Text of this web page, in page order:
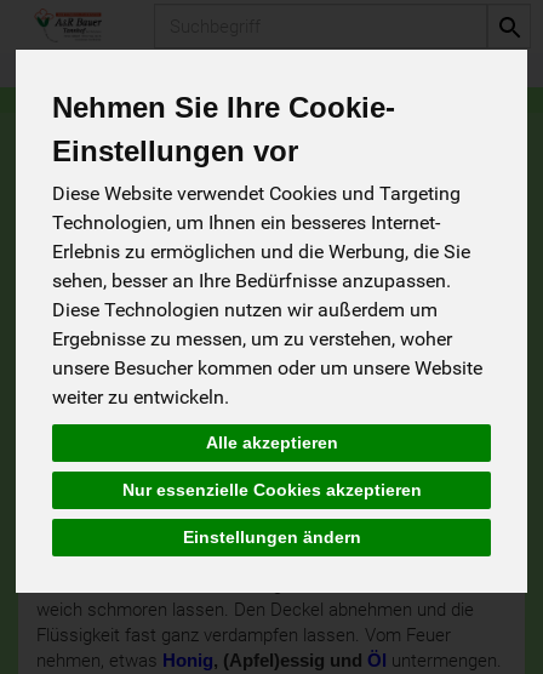
Nehmen Sie Ihre Cookie-
Einstellungen vor
Diese Website verwendet Cookies und Targeting
Technologien, um Ihnen ein besseres Internet-
Erlebnis zu ermöglichen und die Werbung, die Sie
sehen, besser an Ihre Bedürfnisse anzupassen.
Diese Technologien nutzen wir außerdem um
Ergebnisse zu messen, um zu verstehen, woher
unsere Besucher kommen oder um unsere Website
weiter zu entwickeln.
Alle akzeptieren
Nur essenzielle Cookies akzeptieren
Einstellungen ändern
Gelbe Bete als Rohkostsalat (für 4
Personen)
2 ELLeinöl,Oliven- oderSenföl mit1 EL Apfelessig
klein gewürfeltenZwiebel gut verrührenund mit
Dattelsirupoder einem anderen Süßungsmittel,
undPfefferabschmecken.300 g Gelbe Bete
in dünne
Scheiben schneiden, hobeln, oder raspeln. Das Dressing
darübergeben und alles gut vermengen.
rösten und über den Salat geben.
Gelbe Bete auf Rucola
schälen und in Stücke schneiden. In 2 EL
heißemÖlanbraten,salzen, pfeffernund mit etwas
weich schmoren lassen. Den Deckel abnehmen und die
Flüssigkeit fast ganz verdampfen lassen. Vom Feuer
nehmen, etwas Honig, (Apfel)essig und Öl untermengen.